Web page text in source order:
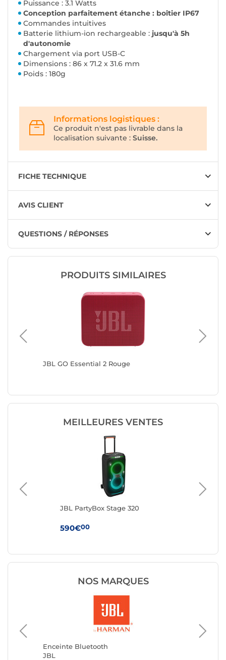
Puissance : 3.1 Watts
Conception parfaitement étanche : boîtier IP67
Commandes intuitives
Batterie lithium-ion rechargeable : jusqu'à 5h
d'autonomie
Chargement via port USB-C
Dimensions : 86 x 71.2 x 31.6 mm
Poids : 180g
Informations logistiques :
Ce produit n'est pas livrable dans la
localisation suivante : Suisse.
FICHE TECHNIQUE
AVIS CLIENT
QUESTIONS / RÉPONSES
PRODUITS SIMILAIRES
JBL GO Essential 2 Rouge
MEILLEURES VENTES
JBL PartyBox Stage 320
590€00
NOS MARQUES
Enceinte Bluetooth
JBL
Avizar